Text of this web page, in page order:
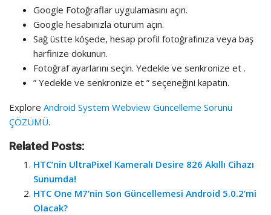
Google Fotoğraflar uygulamasını açın.
Google hesabınızla oturum açın.
Sağ üstte köşede, hesap profil fotoğrafınıza veya baş
harfinize dokunun.
Fotoğraf ayarlarını seçin. Yedekle ve senkronize et .
” Yedekle ve senkronize et ” seçeneğini kapatın.
Explore Android System Webview Güncelleme Sorunu
ÇÖZÜMÜ.
Related Posts:
HTC’nin UltraPixel Kameralı Desire 826 Akıllı Cihazı
Sunumda!
HTC One M7’nin Son Güncellemesi Android 5.0.2’mi
Olacak?